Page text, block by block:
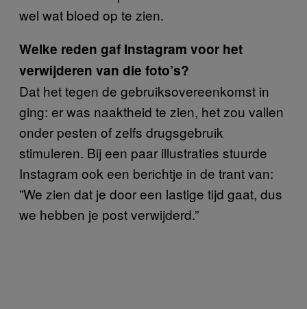
wel wat bloed op te zien.
Welke reden gaf Instagram voor het
verwijderen van die foto’s?
Dat het tegen de gebruiksovereenkomst in
ging: er was naaktheid te zien, het zou vallen
onder pesten of zelfs drugsgebruik
stimuleren. Bij een paar illustraties stuurde
Instagram ook een berichtje in de trant van:
”We zien dat je door een lastige tijd gaat, dus
we hebben je post verwijderd.”